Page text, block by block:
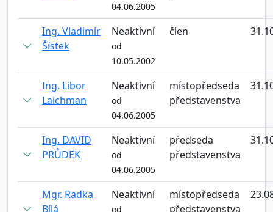
04.06.2005
Ing. Vladimír
Šístek
Neaktivní
od
10.05.2002
člen
Ing. Libor
Laichman
Neaktivní
od
04.06.2005
místopředseda
představenstva
Ing. DAVID
PRŮDEK
Neaktivní
od
04.06.2005
předseda
představenstva
Mgr. Radka
Bílá
Neaktivní
od
místopředseda
představenstva